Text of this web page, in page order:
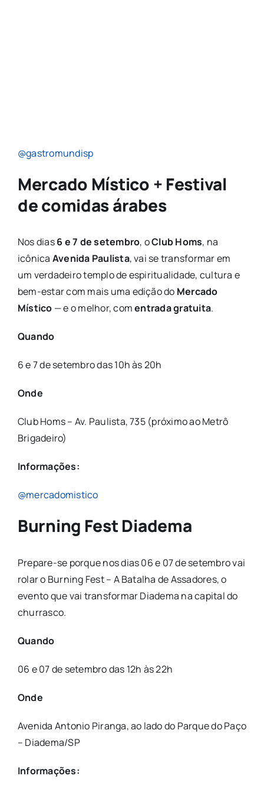
@gastromundisp
Mercado Místico + Festival
de comidas árabes
Nos dias6 e 7 de setembro, oClub Homs, na
icônica Avenida Paulista, vai se transformar em
um verdadeiro templo de espiritualidade, cultura e
bem-estar com mais uma edição do Mercado
Místico — e o melhor, comentrada gratuita.
Quando
6 e 7 de setembro das 10h às 20h
Onde
Club Homs – Av. Paulista, 735 (próximo ao Metrô
Brigadeiro)
Informações:
@mercadomistico
Burning Fest Diadema
Prepare-se porque nos dias 06 e 07 de setembro vai
rolar o Burning Fest – A Batalha de Assadores, o
evento que vai transformar Diadema na capital do
churrasco.
Quando
06 e 07 de setembro das 12h às 22h
Onde
Avenida Antonio Piranga, ao lado do Parque do Paço
– Diadema/SP
Informações: